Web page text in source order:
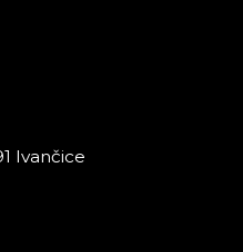
Ivančice